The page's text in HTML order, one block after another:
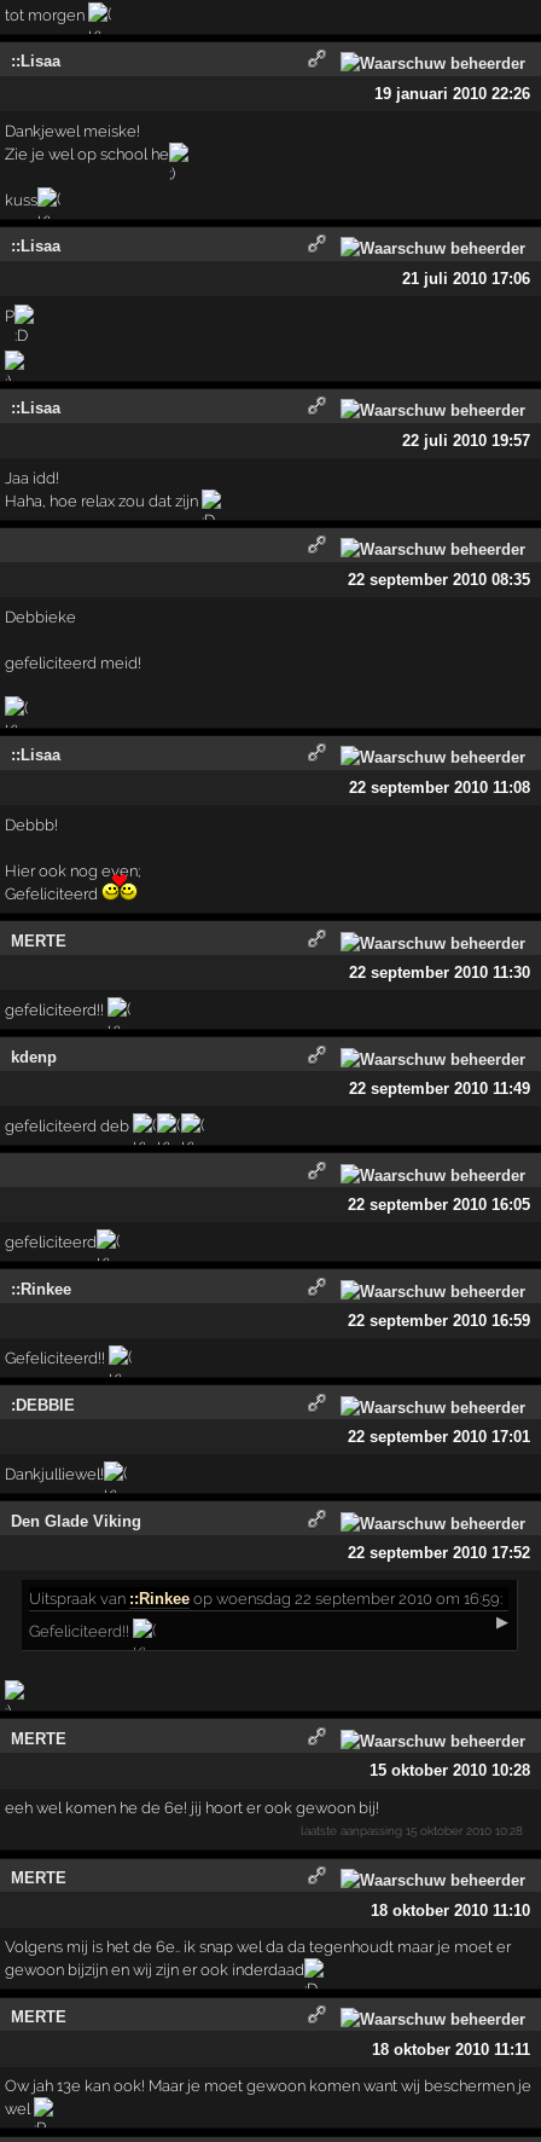
tot morgen
::Lisaa
19 januari 2010 22:26
Dankjewel meiske!
Zie je wel op school he
kuss
::Lisaa
21 juli 2010 17:06
P
::Lisaa
22 juli 2010 19:57
Jaa idd!
Haha, hoe relax zou dat zijn
22 september 2010 08:35
Debbieke
gefeliciteerd meid!
::Lisaa
22 september 2010 11:08
Debbb!
Hier ook nog even;
Gefeliciteerd
MERTE
22 september 2010 11:30
gefeliciteerd!!
kdenp
22 september 2010 11:49
gefeliciteerd deb
22 september 2010 16:05
gefeliciteerd
::Rinkee
22 september 2010 16:59
Gefeliciteerd!!
:DEBBIE
22 september 2010 17:01
Dankjulliewel!
Den Glade Viking
22 september 2010 17:52
Uitspraak van ::Rinkee op woensdag 22 september 2010 om 16:59:
▶
Gefeliciteerd!!
MERTE
15 oktober 2010 10:28
eeh wel komen he de 6e! jij hoort er ook gewoon bij!
laatste aanpassing15 oktober 2010 10:28
MERTE
18 oktober 2010 11:10
Volgens mij is het de 6e.. ik snap wel da da tegenhoudt maar je moet er
gewoon bijzijn en wij zijn er ook inderdaad
MERTE
18 oktober 2010 11:11
Ow jah 13e kan ook! Maar je moet gewoon komen want wij beschermen je
wel